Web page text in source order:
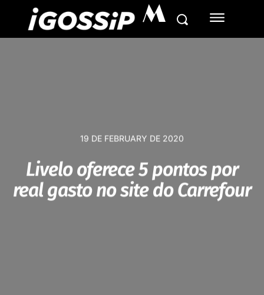
M
19 DE FEBRUARY DE 2020
Livelo oferece 5 pontos por
real gasto no site do Carrefour